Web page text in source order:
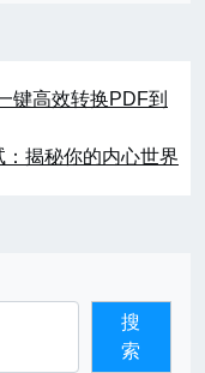
键高效转换PDF到
揭秘你的内心世界
搜
索